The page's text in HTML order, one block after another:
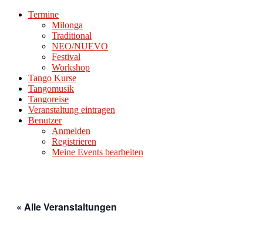
Termine
Milonga
Traditional
NEO/NUEVO
Festival
Workshop
Tango Kurse
Tangomusik
Tangoreise
Veranstaltung eintragen
Benutzer
Anmelden
Registrieren
Meine Events bearbeiten
« Alle Veranstaltungen